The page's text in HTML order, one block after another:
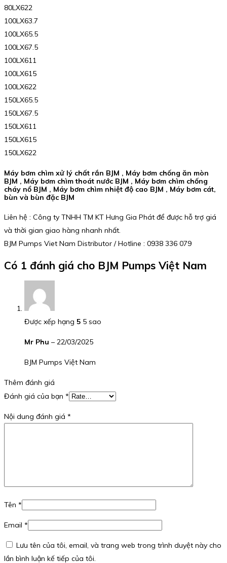
80LX622
100LX63.7
100LX65.5
100LX67.5
100LX611
100LX615
100LX622
150LX65.5
150LX67.5
150LX611
150LX615
150LX622
Máy bơm chìm xử lý chất rắn BJM , Máy bơm chống ăn mòn
BJM , Máy bơm chìm thoát nước BJM , Máy bơm chìm chống
cháy nổ BJM , Máy bơm chìm nhiệt độ cao BJM , Máy bơm cát,
bùn và bùn đặc BJM
Liên hệ : Công ty TNHH TM KT Hưng Gia Phát để được hỗ trợ giá
và thời gian giao hàng nhanh nhất.
BJM Pumps Viet Nam Distributor / Hotline : 0938 336 079
Có 1 đánh giá cho BJM Pumps Việt Nam
Được xếp hạng 5 5 sao
Mr Phu – 22/03/2025
BJM Pumps Việt Nam
Thêm đánh giá
Đánh giá của bạn *
Nội dung đánh giá *
Tên *
Email *
Lưu tên của tôi, email, và trang web trong trình duyệt này cho
lần bình luận kế tiếp của tôi.